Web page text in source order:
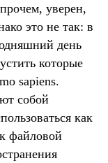
уверен,
это не так: в
день
которые
sapiens.
собой
как
файловой